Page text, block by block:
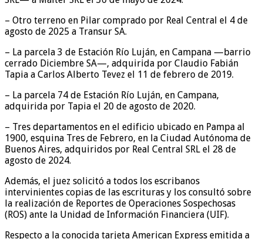
– Otro terreno en Pilar comprado por Real Central el 4 de
agosto de 2025 a Transur SA.
– La parcela 3 de Estación Río Luján, en Campana —barrio
cerrado Diciembre SA—, adquirida por Claudio Fabián
Tapia a Carlos Alberto Tevez el 11 de febrero de 2019.
– La parcela 74 de Estación Río Luján, en Campana,
adquirida por Tapia el 20 de agosto de 2020.
– Tres departamentos en el edificio ubicado en Pampa al
1900, esquina Tres de Febrero, en la Ciudad Autónoma de
Buenos Aires, adquiridos por Real Central SRL el 28 de
agosto de 2024.
Además, el juez solicitó a todos los escribanos
intervinientes copias de las escrituras y los consultó sobre
la realización de Reportes de Operaciones Sospechosas
(ROS) ante la Unidad de Información Financiera (UIF).
Respecto a la conocida tarjeta American Express emitida a